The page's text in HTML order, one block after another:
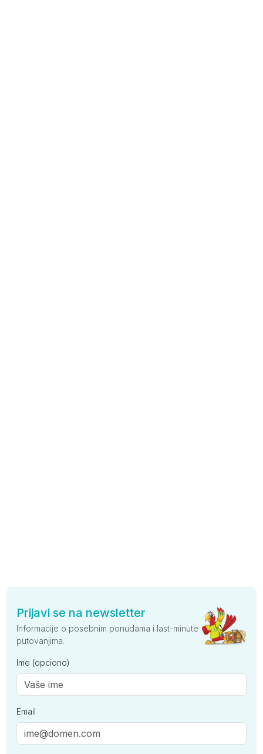
Prijavi se na newsletter
Informacije o posebnim ponudama i last-minute
putovanjima.
Ime (opciono)
Email